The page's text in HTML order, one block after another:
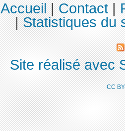
Accueil|Contact|
|Statistiques du
Site réalisé avec
CC